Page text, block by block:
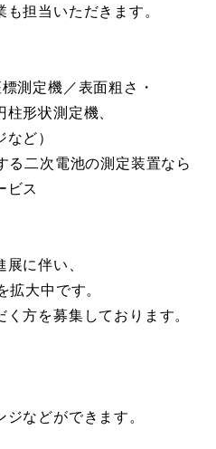
担当いただきます。
測定機／表面粗さ・
形状測定機、
ど）
る二次電池の測定装置なら
ビス
に伴い、
拡大中です。
方を募集しております。
などができます。